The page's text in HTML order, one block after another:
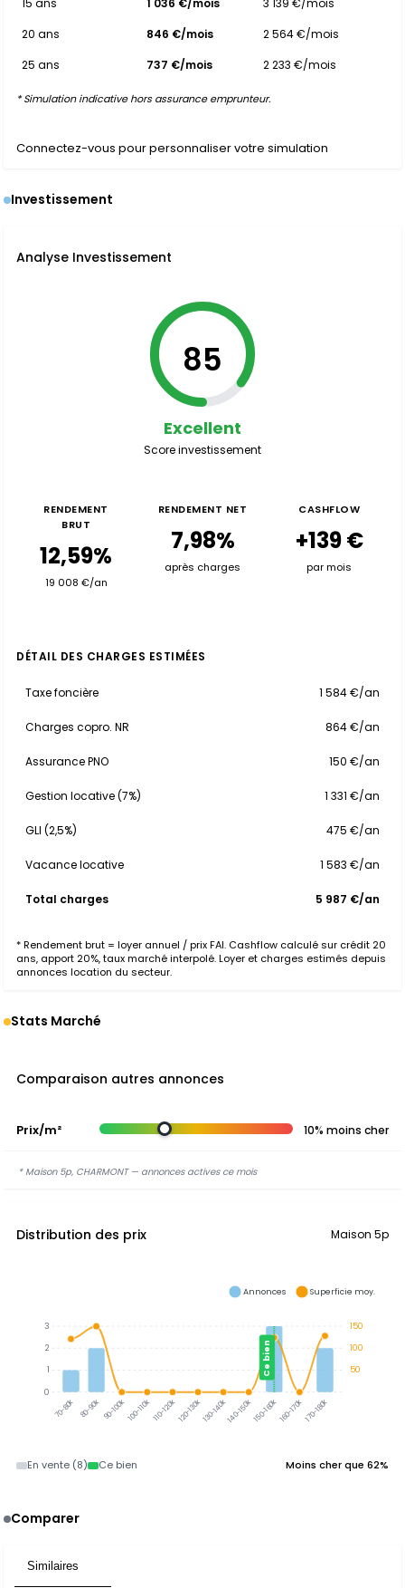
15 ans 1 036 €/mois
3 139 €/mois
20 ans
846 €/mois
2 564 €/mois
25 ans
737 €/mois 2 233 €/mois
* Simulation indicative hors assurance emprunteur.
Connectez-vous pour personnaliser votre simulation
Investissement
Analyse Investissement
85
Excellent
Score investissement
RENDEMENT
BRUT
12,59%
19 008 €/an
RENDEMENT NET
7,98%
après charges
CASHFLOW
+139 €
par mois
DÉTAIL DES CHARGES ESTIMÉES
Taxe foncière 1 584 €/an
Charges copro. NR 864 €/an
Assurance PNO 150 €/an
Gestion locative (7%) 1 331 €/an
GLI (2,5%) 475 €/an
Vacance locative 1 583 €/an
Total charges 5 987 €/an
* Rendement brut = loyer annuel / prix FAI. Cashflow calculé sur crédit 20
ans, apport 20%, taux marché interpolé. Loyer et charges estimés depuis
annonces location du secteur.
Stats Marché
Comparaison autres annonces
Prix/m² 10% moins cher
* Maison 5p, CHARMONT — annonces actives ce mois
Distribution des prix Maison 5p
70-80k 80-90k 90-100k100-110k110-120k 120-130k130-140k140-150k150-160k 160-170k170-180k
Ce bien
150
100
50
3
2
1
0
Annonces Superficie moy.
En vente (8) Ce bien Moins cher que 62%
Comparer
Similaires